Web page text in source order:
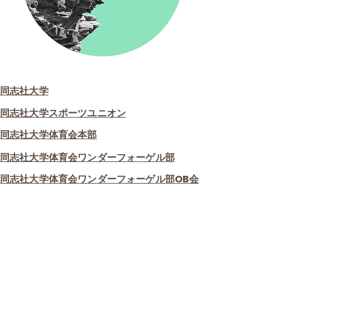
同志社大学
同志社大学スポーツユニオン
同志社大学体育会本部
同志社大学体育会ワンダーフォーゲル部
​同志社大学体育会ワンダーフォーゲル部OB会